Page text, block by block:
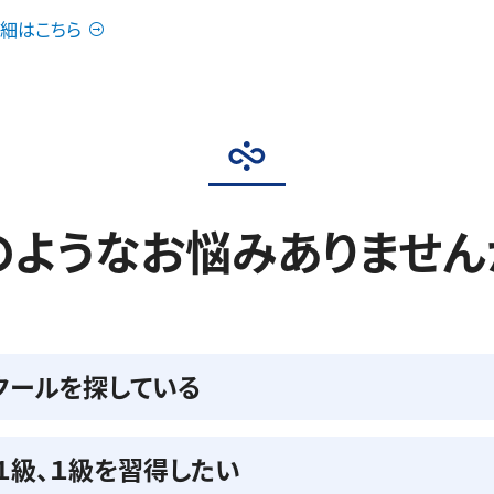
はこちら
ようなお悩みありません
ルを探している
級、１級を習得したい